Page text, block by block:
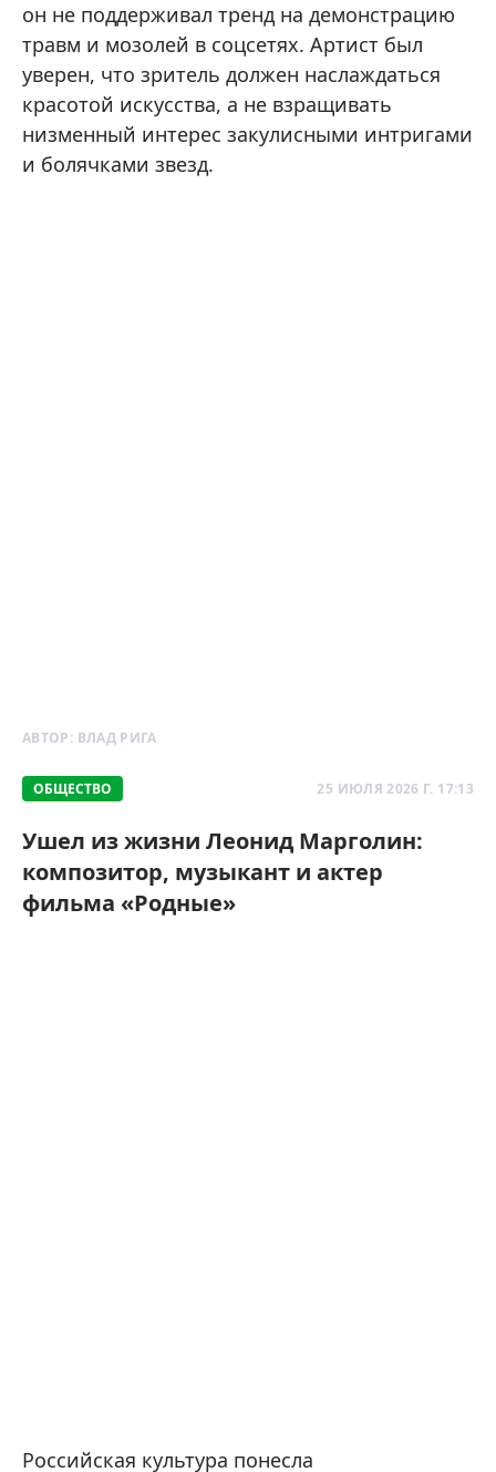
он не поддерживал тренд на демонстрацию
травм и мозолей в соцсетях. Артист был
уверен, что зритель должен наслаждаться
красотой искусства, а не взращивать
низменный интерес закулисными интригами
и болячками звезд.
АВТОР: ВЛАД РИГА
ОБЩЕСТВО 25 ИЮЛЯ 2026 Г. 17:13
Ушел из жизни Леонид Марголин:
композитор, музыкант и актер
фильма «Родные»
Российская культура понесла